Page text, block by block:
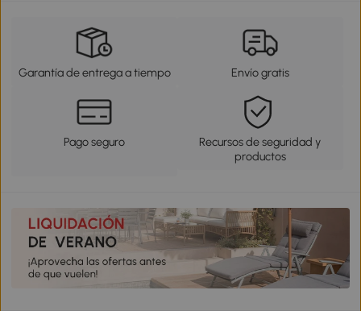
Garantía de entrega a tiempo Envío gratis
Pago seguro
Recursos de seguridad y
productos